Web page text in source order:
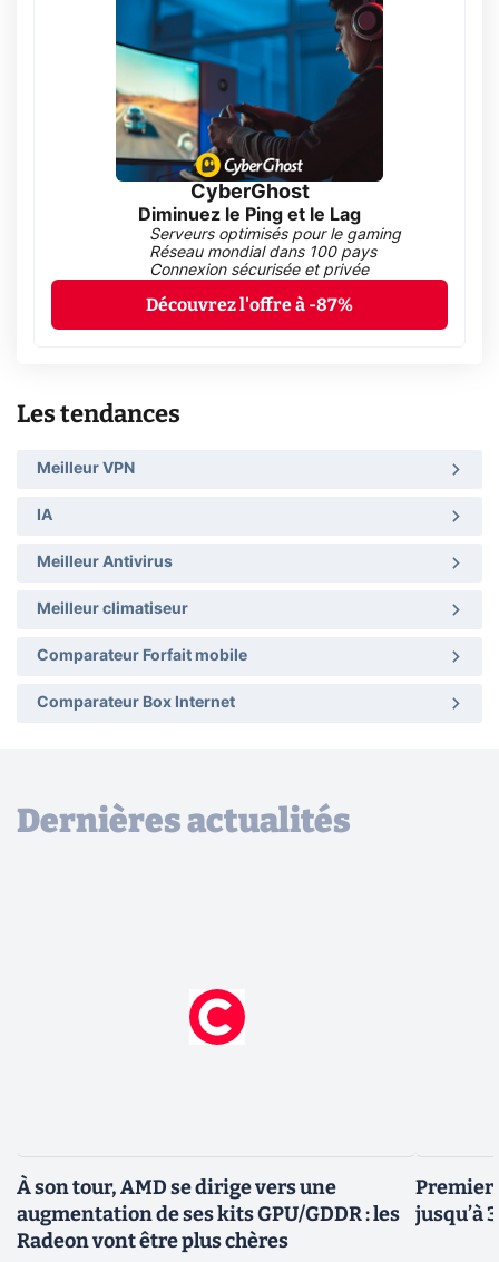
CyberGhost
Diminuez le Ping et le Lag
Serveurs optimisés pour le gaming
Réseau mondial dans 100 pays
Connexion sécurisée et privée
Découvrez l'offre à -87%
Les tendances
Meilleur VPN
IA
Meilleur Antivirus
Meilleur climatiseur
Comparateur Forfait mobile
Comparateur Box Internet
Dernières actualités
À son tour, AMD se dirige vers une
augmentation de ses kits GPU/GDDR : les
Radeon vont être plus chères
jusqu’à